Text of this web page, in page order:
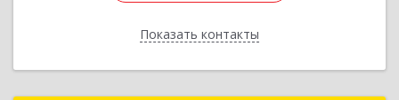
Показать контакты
Назад